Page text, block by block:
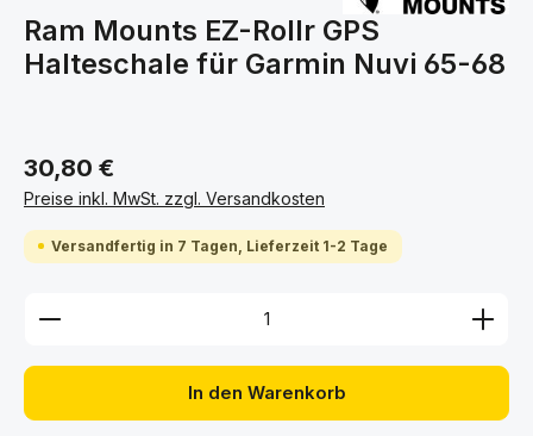
Durchschnittliche Bewertung von 0 von 5 Sternen
Ram Mounts EZ-Rollr GPS
Halteschale für Garmin Nuvi 65-68
30,80 €
Preise inkl. MwSt. zzgl. Versandkosten
Versandfertig in 7 Tagen, Lieferzeit 1-2 Tage
Produkt Anzahl: Gib den gewünschten Wert ein
In den Warenkorb